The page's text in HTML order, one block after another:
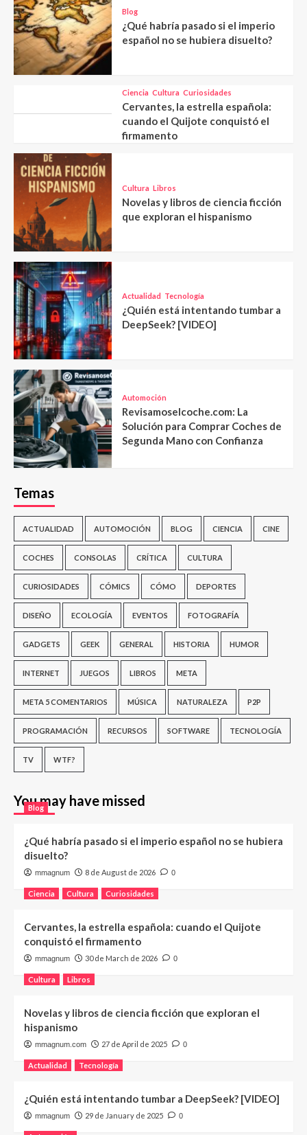
Blog
¿Qué habría pasado si el imperio
español no se hubiera disuelto?
Ciencia Cultura Curiosidades
Cervantes, la estrella española:
cuando el Quijote conquistó el
firmamento
Cultura Libros
Novelas y libros de ciencia ficción
que exploran el hispanismo
Actualidad Tecnología
¿Quién está intentando tumbar a
DeepSeek? [VIDEO]
Automoción
Revisamoselcoche.com: La
Solución para Comprar Coches de
Segunda Mano con Confianza
Temas
ACTUALIDAD AUTOMOCIÓN BLOG CIENCIA CINE
COCHES CONSOLAS CRÍTICA CULTURA
CURIOSIDADES CÓMICS CÓMO DEPORTES
DISEÑO ECOLOGÍA EVENTOS FOTOGRAFÍA
GADGETS GEEK GENERAL HISTORIA HUMOR
INTERNET JUEGOS LIBROS META
META 5 COMENTARIOS MÚSICA NATURALEZA P2P
PROGRAMACIÓN RECURSOS SOFTWARE TECNOLOGÍA
TV WTF?
You may have missed
Blog
¿Qué habría pasado si el imperio español no se hubiera
disuelto?
mmagnum 8 de August de 2026 0
Ciencia Cultura Curiosidades
Cervantes, la estrella española: cuando el Quijote
conquistó el firmamento
mmagnum 30 de March de 2026 0
Cultura Libros
Novelas y libros de ciencia ficción que exploran el
hispanismo
mmagnum.com 27 de April de 2025 0
Actualidad Tecnología
¿Quién está intentando tumbar a DeepSeek? [VIDEO]
mmagnum 29 de January de 2025 0